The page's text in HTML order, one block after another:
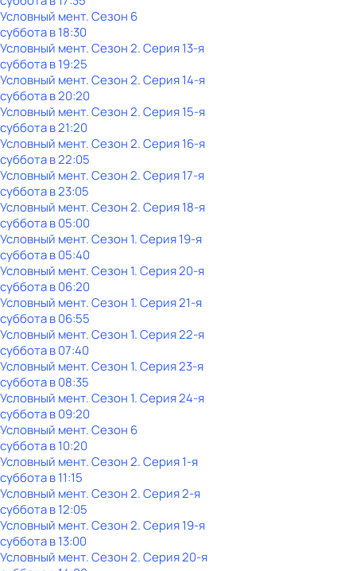
Условный мент. Сезон 6
субботав18:30
Условный мент. Сезон 2. Серия 13-я
субботав19:25
Условный мент. Сезон 2. Серия 14-я
субботав20:20
Условный мент. Сезон 2. Серия 15-я
субботав21:20
Условный мент. Сезон 2. Серия 16-я
субботав22:05
Условный мент. Сезон 2. Серия 17-я
субботав23:05
Условный мент. Сезон 2. Серия 18-я
субботав05:00
Условный мент. Сезон 1. Серия 19-я
субботав05:40
Условный мент. Сезон 1. Серия 20-я
субботав06:20
Условный мент. Сезон 1. Серия 21-я
субботав06:55
Условный мент. Сезон 1. Серия 22-я
субботав07:40
Условный мент. Сезон 1. Серия 23-я
субботав08:35
Условный мент. Сезон 1. Серия 24-я
субботав09:20
Условный мент. Сезон 6
субботав10:20
Условный мент. Сезон 2. Серия 1-я
субботав11:15
Условный мент. Сезон 2. Серия 2-я
субботав12:05
Условный мент. Сезон 2. Серия 19-я
субботав13:00
Условный мент. Сезон 2. Серия 20-я